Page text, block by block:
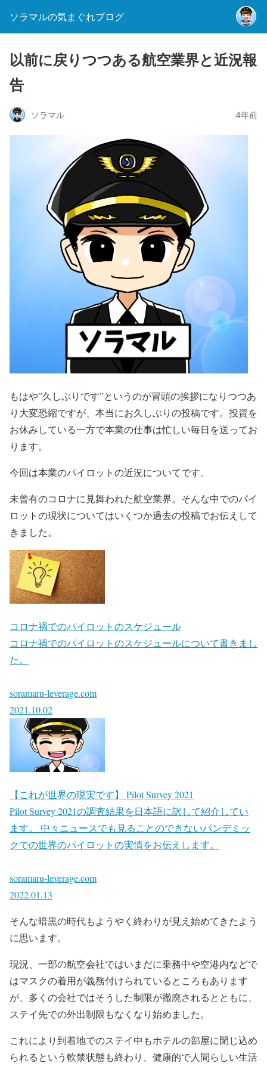
ソラマルの気まぐれブログ
以前に戻りつつある航空業界と近況報
告
ソラマル 4年前
もはや”久しぶりです”というのが冒頭の挨拶になりつつあ
り大変恐縮ですが、本当にお久しぶりの投稿です。投資を
お休みしている一方で本業の仕事は忙しい毎日を送ってお
ります。
今回は本業のパイロットの近況についてです。
未曾有のコロナに見舞われた航空業界。そんな中でのパイ
ロットの現状についてはいくつか過去の投稿でお伝えして
きました。
コロナ禍でのパイロットのスケジュール
コロナ禍でのパイロットのスケジュールについて書きまし
た。
soramaru-leverage.com
2021.10.02
【これが世界の現実です】 Pilot Survey 2021
Pilot Survey 2021の調査結果を日本語に訳して紹介してい
ます。 中々ニュースでも見ることのできないパンデミッ
クでの世界のパイロットの実情をお伝えします。
soramaru-leverage.com
2022.01.13
そんな暗黒の時代もようやく終わりが見え始めてきたよう
に思います。
現況、一部の航空会社ではいまだに乗務中や空港内などで
はマスクの着用が義務付けられているところもあります
が、多くの会社ではそうした制限が撤廃されるとともに、
ステイ先での外出制限もなくなり始めました。
これにより到着地でのステイ中もホテルの部屋に閉じ込め
られるという軟禁状態も終わり、健康的で人間らしい生活